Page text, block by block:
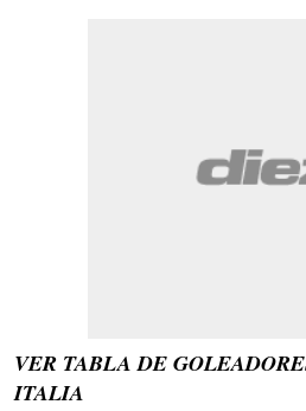
VER TABLA DE
ITALIA